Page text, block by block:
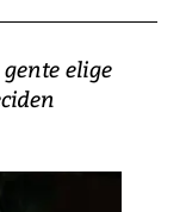
elige